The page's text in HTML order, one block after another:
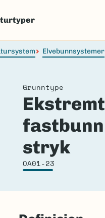
Elvebunnsystemer
Grunntype
fastbunn
stryk
OA01-23